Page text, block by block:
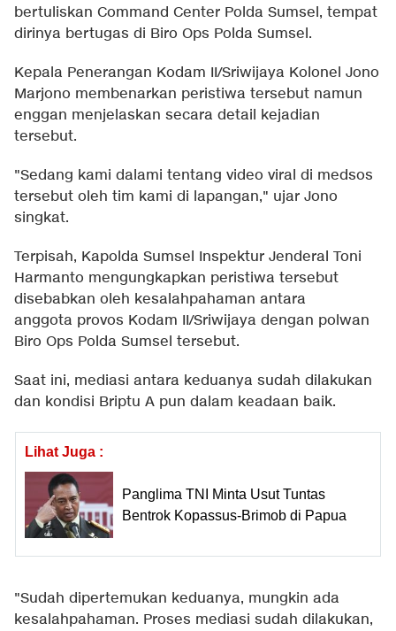
bertuliskan Command Center Polda Sumsel, tempat
dirinya bertugas di Biro Ops Polda Sumsel.
Kepala Penerangan Kodam II/Sriwijaya Kolonel Jono
Marjono membenarkan peristiwa tersebut namun
enggan menjelaskan secara detail kejadian
tersebut.
"Sedang kami dalami tentang video viral di medsos
tersebut oleh tim kami di lapangan," ujar Jono
singkat.
Terpisah, Kapolda Sumsel Inspektur Jenderal Toni
Harmanto mengungkapkan peristiwa tersebut
disebabkan oleh kesalahpahaman antara
anggota provos Kodam II/Sriwijaya dengan polwan
Biro Ops Polda Sumsel tersebut.
Saat ini, mediasi antara keduanya sudah dilakukan
dan kondisi Briptu A pun dalam keadaan baik.
Lihat Juga :
Panglima TNI Minta Usut Tuntas
Bentrok Kopassus-Brimob di Papua
"Sudah dipertemukan keduanya, mungkin ada
kesalahpahaman. Proses mediasi sudah dilakukan,